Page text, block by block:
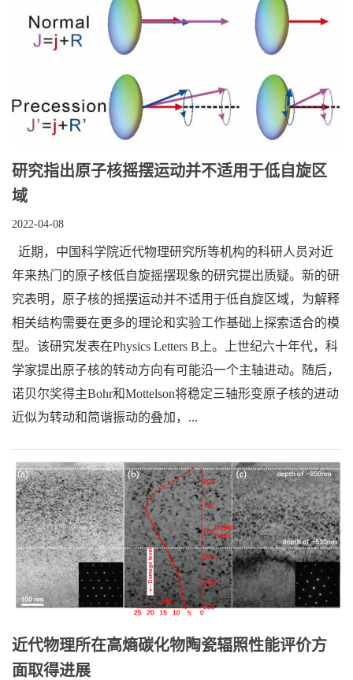
研究指出原子核摇摆运动并不适用于低自旋区
域
2022-04-08
近期，中国科学院近代物理研究所等机构的科研人员对近
年来热门的原子核低自旋摇摆现象的研究提出质疑。新的研
究表明，原子核的摇摆运动并不适用于低自旋区域，为解释
相关结构需要在更多的理论和实验工作基础上探索适合的模
型。该研究发表在Physics Letters B上。上世纪六十年代，科
学家提出原子核的转动方向有可能沿一个主轴进动。随后，
诺贝尔奖得主Bohr和Mottelson将稳定三轴形变原子核的进动
近似为转动和简谐振动的叠加，...
近代物理所在高熵碳化物陶瓷辐照性能评价方
面取得进展